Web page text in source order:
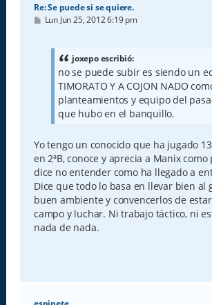
Re: Se puede si se quiere.
M
Lun Jun 25, 2012 6:19 pm
joxepo escribió:
no se puede subir es siendo un
TIMORATO Y A COJON NADO
planteamientos y equipo del
que hubo en el banquillo.
Yo tengo un conocido que ha jugado
en 2ªB, conoce y aprecia a Manix
dice no entender como ha llegado a
Dice que todo lo basa en llevar bien al
buen ambiente y convencerlos de
campo y luchar. Ni trabajo táctico, ni
nada de nada.